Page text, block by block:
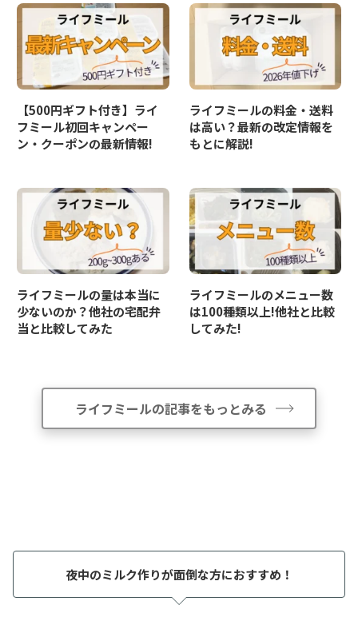
【500円ギフト付き】ライ
フミール初回キャンペー
ン・クーポンの最新情報!
ライフミールの料金・送料
は高い？最新の改定情報を
もとに解説!
ライフミールの量は本当に
少ないのか？他社の宅配弁
当と比較してみた
ライフミールのメニュー数
は100種類以上!他社と比較
してみた!
ライフミールの記事をもっとみる
夜中のミルク作りが面倒な方におすすめ！